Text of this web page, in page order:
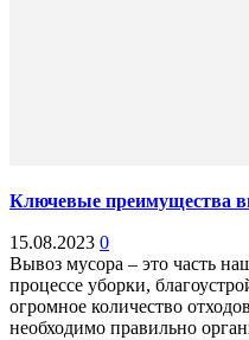
Ключевые преимущества
15.08.2023 0
Вывоз мусора – это часть
процессе уборки,
огромное количество
необходимо правильно